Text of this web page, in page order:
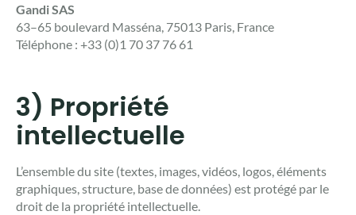
Gandi SAS
63–65 boulevard Masséna, 75013 Paris, France
Téléphone : +33 (0)1 70 37 76 61
3) Propriété
intellectuelle
L’ensemble du site (textes, images, vidéos, logos, éléments
graphiques, structure, base de données) est protégé par le
droit de la propriété intellectuelle.